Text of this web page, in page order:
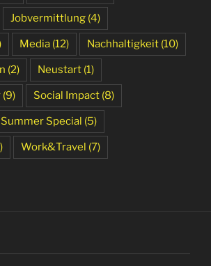
Jobvermittlung (4)
Media (12) Nachhaltigkeit (10)
(2) Neustart (1)
(9) Social Impact (8)
Summer Special (5)
Work&Travel (7)